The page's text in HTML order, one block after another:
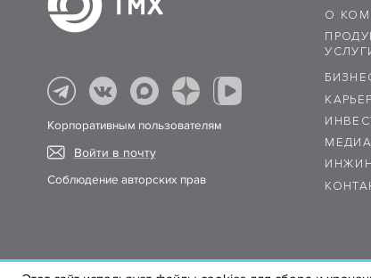
О
МЕДИА
Корпоративным пользователям
Войти в почту
Соблюдение авторских прав